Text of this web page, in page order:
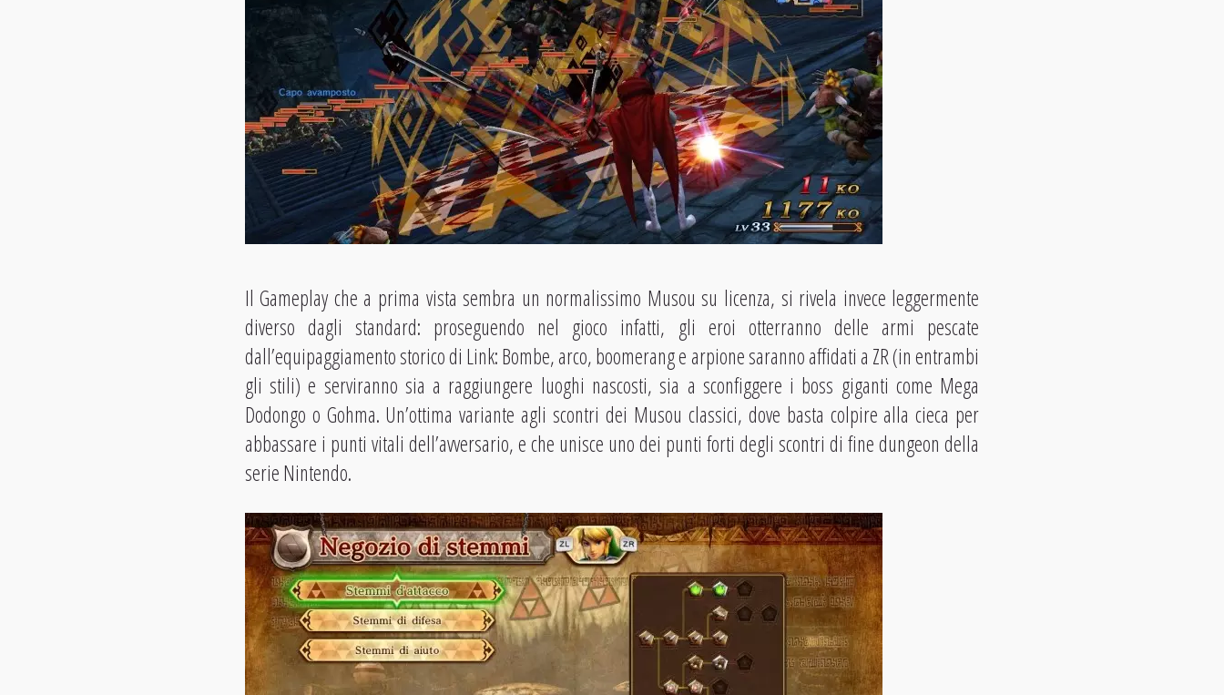
Il Gameplay che a prima vista sembra un normalissimo Musou su licenza, si rivela invece leggermente
diverso dagli standard: proseguendo nel gioco infatti, gli eroi otterranno delle armi pescate
dall’equipaggiamento storico di Link: Bombe, arco, boomerang e arpione saranno affidati a ZR (in entrambi
gli stili) e serviranno sia a raggiungere luoghi nascosti, sia a sconfiggere i boss giganti come Mega
Dodongo o Gohma. Un’ottima variante agli scontri dei Musou classici, dove basta colpire alla cieca per
abbassare i punti vitali dell’avversario, e che unisce uno dei punti forti degli scontri di fine dungeon della
serie Nintendo.